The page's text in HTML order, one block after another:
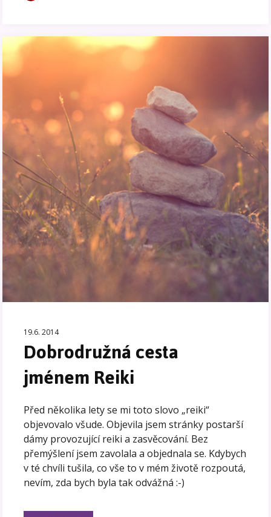
19.6. 2014
Dobrodružná cesta
jménem Reiki
Před několika lety se mi toto slovo „reiki“
objevovalo všude. Objevila jsem stránky postarší
dámy provozující reiki a zasvěcování. Bez
přemýšlení jsem zavolala a objednala se. Kdybych
v té chvíli tušila, co vše to v mém životě rozpoutá,
nevím, zda bych byla tak odvážná :-)